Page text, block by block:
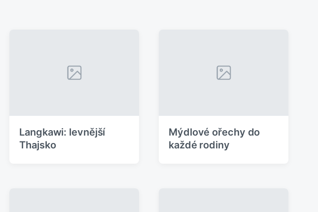
Langkawi: levnější
Thajsko
Mýdlové ořechy do
každé rodiny